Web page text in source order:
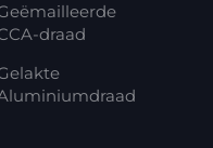
draad